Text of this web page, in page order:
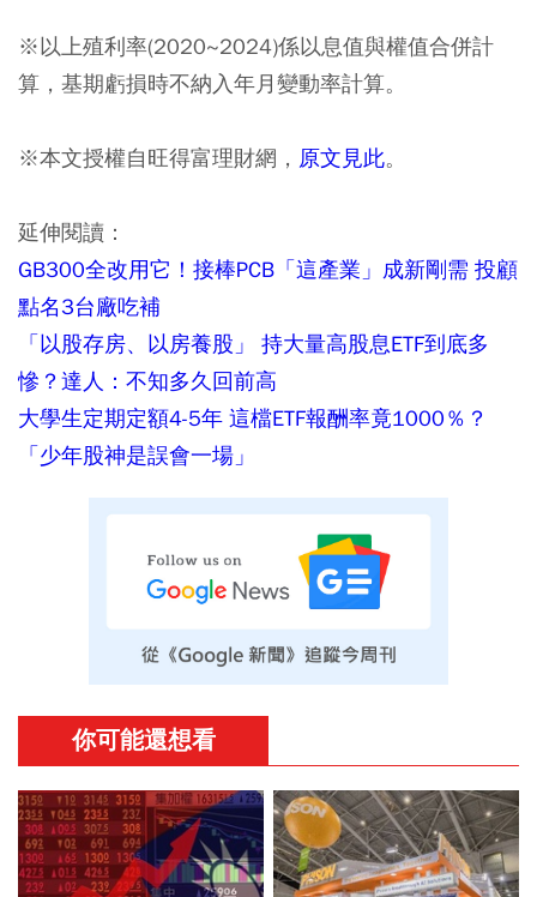
※以上殖利率(2020~2024)係以息值與權值合併計
算，基期虧損時不納入年月變動率計算。
※本文授權自旺得富理財網， 原文見此。
延伸閱讀：
GB300全改用它！接棒PCB「這產業」成新剛需 投顧
點名3台廠吃補
「以股存房、以房養股」 持大量高股息ETF到底多
慘？達人：不知多久回前高
大學生定期定額4-5年 這檔ETF報酬率竟1000％？
「少年股神是誤會一場」